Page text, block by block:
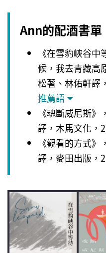
Ann的配酒書單
《在雪豹峽谷
候，我去青藏高
松著、林佑軒譯
推薦語
《魂斷威尼斯
譯，木馬文化，
《觀看的方式
譯，麥田出版，